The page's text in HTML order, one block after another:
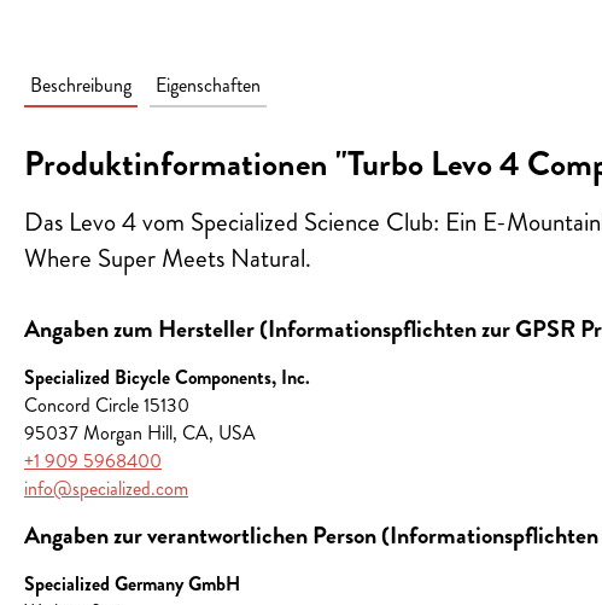
Beschreibung Eigenschaften
Produktinformationen "Turbo Levo 4
Das Levo 4 vom Specialized Science Club: Ein E-
Where Super Meets Natural.
Angaben zum Hersteller (Informationspflichten zur GPSR
Specialized Bicycle Components, Inc.
Concord Circle 15130
95037 Morgan Hill, CA, USA
+1 909 5968400
info@specialized.com
Angaben zur verantwortlichen Person
Specialized Germany GmbH